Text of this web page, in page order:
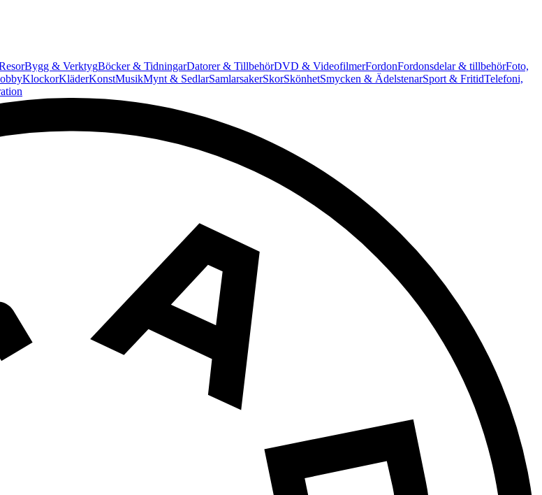
Bygg & VerktygBöcker & TidningarDatorer & TillbehörDVD & VideofilmerFordonFordonsdelar & tillbehörFoto,
KlockorKläderKonstMusikMynt & SedlarSamlarsakerSkorSkönhetSmycken & ÄdelstenarSport & FritidTelefoni,